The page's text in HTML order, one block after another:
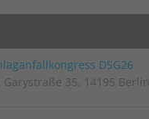
DSG26
Garystraße 35, 14195 Berlin